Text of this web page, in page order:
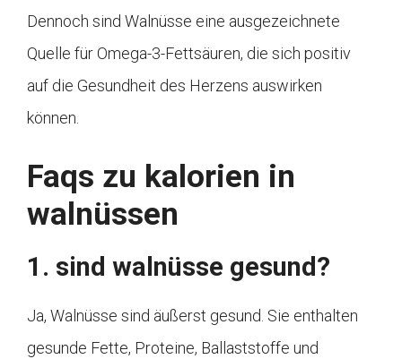
Dennoch sind Walnüsse eine ausgezeichnete
Quelle für Omega-3-Fettsäuren, die sich positiv
auf die Gesundheit des Herzens auswirken
können.
Faqs zu kalorien in
walnüssen
1. sind walnüsse gesund?
Ja, Walnüsse sind äußerst gesund. Sie enthalten
gesunde Fette, Proteine, Ballaststoffe und